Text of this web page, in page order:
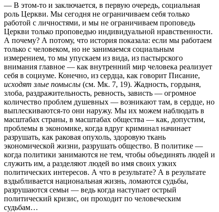
— В этом-то и заключается, в первую очередь, социальная
роль Церкви. Мы сегодня не ограничиваем себя только
работой с личностями, и мы не ограничиваем проповедь
Церкви только проповедью индивидуальной нравственности.
А почему? А потому, что история показала: если мы работаем
только с человеком, но не занимаемся социальным
измерением, то мы упускаем из вида, из пастырского
внимания главное — как внутренний мир человека реализует
себя в социуме. Конечно, из сердца, как говорит Писание,
исходят злые помыслы (см. Мк. 7, 19). Жадность, гордыня,
злоба, раздражительность, ревность, зависть — огромное
количество проблем душевных — возникают там, в сердце, но
выплескиваются-то они наружу. Мы их можем наблюдать в
масштабах страны, в масштабах общества — как, допустим,
проблемы в экономике, когда вдруг криминал начинает
разрушать, как раковая опухоль, здоровую ткань
экономической жизни, разрушать общество. В политике —
когда политики занимаются не тем, чтобы объединять людей и
служить им, а разделяют людей во имя своих узких
политических интересов. А что в результате? А в результате
вздыбливается национальная жизнь, ломаются судьбы,
разрушаются семьи — ведь когда наступает острый
политический кризис, он проходит по человеческим
судьбам…